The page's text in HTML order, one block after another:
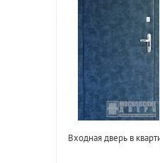
Входная дверь в